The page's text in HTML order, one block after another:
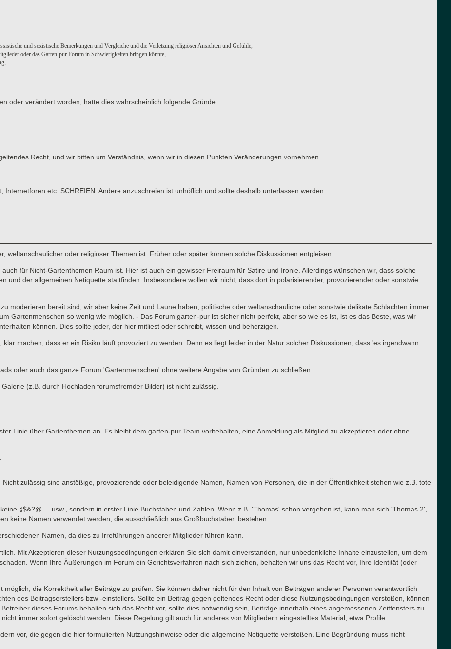
und sexistische Bemerkungen und Vergleiche und die Verletzung religiöser Ansichten und Gefühle,
oder das Garten-pur Forum in Schwierigkeiten bringen könnte,
oder verändert worden, hatte dies wahrscheinlich folgende Gründe:
Recht, und wir bitten um Verständnis, wenn wir in diesen Punkten Veränderungen vornehmen.
Internetforen etc. SCHREIEN. Andere anzuschreien ist unhöflich und sollte deshalb unterlassen werden.
weltanschaulicher oder religiöser Themen ist. Früher oder später können solche Diskussionen entgleisen.
für Nicht-Gartenthemen Raum ist. Hier ist auch ein gewisser Freiraum für Satire und Ironie. Allerdings wünschen wir, dass solche
und der allgemeinen Netiquette stattfinden. Insbesondere wollen wir nicht, dass dort in polarisierender, provozierender oder sonstwie
moderieren bereit sind, wir aber keine Zeit und Laune haben, politische oder weltanschauliche oder sonstwie delikate Schlachten immer
Gartenmenschen so wenig wie möglich. - Das Forum garten-pur ist sicher nicht perfekt, aber so wie es ist, ist es das Beste, was wir
können. Dies sollte jeder, der hier mitliest oder schreibt, wissen und beherzigen.
machen, dass er ein Risiko läuft provoziert zu werden. Denn es liegt leider in der Natur solcher Diskussionen, dass 'es irgendwann
oder auch das ganze Forum 'Gartenmenschen' ohne weitere Angabe von Gründen zu schließen.
(z.B. durch Hochladen forumsfremder Bilder) ist nicht zulässig.
Linie über Gartenthemen an. Es bleibt dem garten-pur Team vorbehalten, eine Anmeldung als Mitglied zu akzeptieren oder ohne
zulässig sind anstößige, provozierende oder beleidigende Namen, Namen von Personen, die in der Öffentlichkeit stehen wie z.B. tote
§$&?@ ... usw., sondern in erster Linie Buchstaben und Zahlen. Wenn z.B. 'Thomas' schon vergeben ist, kann man sich 'Thomas 2',
keine Namen verwendet werden, die ausschließlich aus Großbuchstaben bestehen.
Namen, da dies zu Irreführungen anderer Mitglieder führen kann.
Mit Akzeptieren dieser Nutzungsbedingungen erklären Sie sich damit einverstanden, nur unbedenkliche Inhalte einzustellen, um dem
Wenn Ihre Äußerungen im Forum ein Gerichtsverfahren nach sich ziehen, behalten wir uns das Recht vor, Ihre Identität (oder
die Korrektheit aller Beiträge zu prüfen. Sie können daher nicht für den Inhalt von Beiträgen anderer Personen verantwortlich
des Beitragserstellers bzw -einstellers. Sollte ein Beitrag gegen geltendes Recht oder diese Nutzungsbedingungen verstoßen, können
dieses Forums behalten sich das Recht vor, sollte dies notwendig sein, Beiträge innerhalb eines angemessenen Zeitfensters zu
immer sofort gelöscht werden. Diese Regelung gilt auch für anderes von Mitgliedern eingestelltes Material, etwa Profile.
vor, die gegen die hier formulierten Nutzungshinweise oder die allgemeine Netiquette verstoßen. Eine Begründung muss nicht